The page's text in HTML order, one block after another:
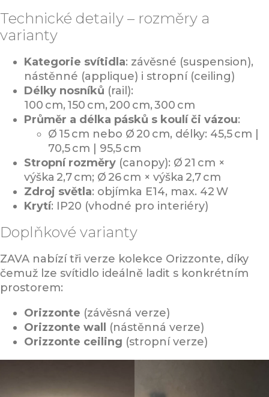
Technické detaily – rozměry a
varianty
Kategorie svítidla: závěsné (suspension),
nástěnné (applique) i stropní (ceiling)
Délky nosníků (rail):
100 cm, 150 cm, 200 cm, 300 cm
Průměr a délka pásků s koulí či vázou:
Ø 15 cm nebo Ø 20 cm, délky: 45,5 cm |
70,5 cm | 95,5 cm
Stropní rozměry (canopy): Ø 21 cm ×
výška 2,7 cm; Ø 26 cm × výška 2,7 cm
Zdroj světla: objímka E14, max. 42 W
Krytí: IP20 (vhodné pro interiéry)
Doplňkové varianty
ZAVA nabízí tři verze kolekce Orizzonte, díky
čemuž lze svítidlo ideálně ladit s konkrétním
prostorem:
Orizzonte (závěsná verze)
Orizzonte wall (nástěnná verze)
Orizzonte ceiling (stropní verze)